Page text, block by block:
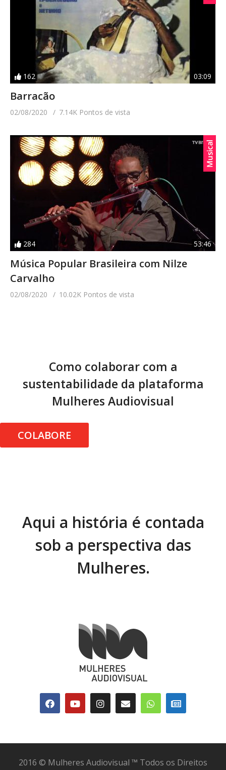
162 03:09
Barracão
02/08/2020 7.14K Pontos de vista
284 53:46
Música Popular Brasileira com Nilze
Carvalho
02/08/2020 10.02K Pontos de vista
Como colaborar com a
sustentabilidade da plataforma
Mulheres Audiovisual
COLABORE
Aqui a história é contada
sob a perspectiva das
Mulheres.
2016 © Mulheres Audiovisual ™ Todos os Direitos